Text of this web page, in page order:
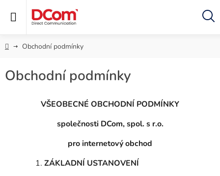
DomůObchodní podmínky
Obchodní podmínky
VŠEOBECNÉ OBCHODNÍ PODMÍNKY
společnosti DCom, spol. s r.o.
pro internetový obchod
ZÁKLADNÍ USTANOVENÍ